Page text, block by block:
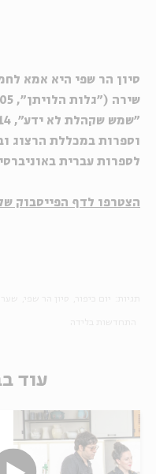
סיון הר שפי היא אמא
וספרות במכללת הרצוג
לספרות עברית
הצטרפו לדף הפייסבוק
עוד